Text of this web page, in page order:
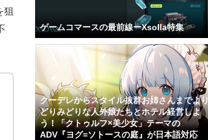
狙
ゲームコマースの最前線ーXsolla特集
クーデレからスタイル抜群お姉さんまでより
どりみどりな人外娘たちとホテル経営しよ
う！「クトゥルフ×美少女」テーマの
ADV『ヨグ=ソトースの庭』が日本語対応